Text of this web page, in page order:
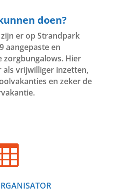
doen?
zijn er op Strandpark
aangepaste en
Hier
als vrijwilliger inzetten,
en zeker de